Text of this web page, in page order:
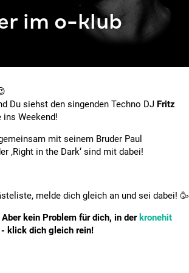
im o-klub
Du siehst den singenden Techno DJ Fritz
Weekend!
mit seinem Bruder Paul
‚Right in the Dark‘ sind mit dabei!
melde dich gleich an und sei dabei! 🥳
kein Problem für dich, in derkronehit
klick dich gleich rein!